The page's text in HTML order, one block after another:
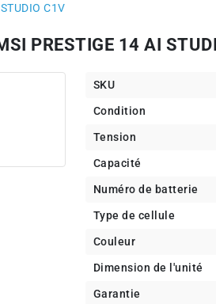
C1V
PRESTIGE 14 AI
SKU
Condition
Tension
Capacité
Numéro de batterie
Type de cellule
Couleur
Dimension de l'unité
Garantie